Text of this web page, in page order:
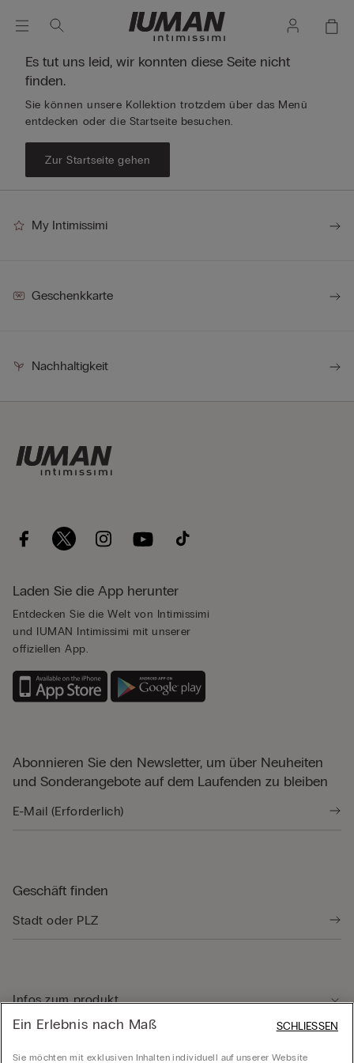
Es tut uns leid, wir konnten diese Seite nicht
finden.
Sie können unsere Kollektion trotzdem über das Menü
entdecken oder die Startseite besuchen.
Zur Startseite gehen
My Intimissimi
Geschenkkarte
Nachhaltigkeit
Laden Sie die App herunter
Entdecken Sie die Welt von Intimissimi
und IUMAN Intimissimi mit unserer
offiziellen App.
Abonnieren Sie den Newsletter, um über Neuheiten
und Sonderangebote auf dem Laufenden zu bleiben
Geschäft finden
Infos zum produkt
Ein Erlebnis nach Maß
Sie möchten mit exklusiven Inhalten individuell auf unserer Website
SCHLIESSEN